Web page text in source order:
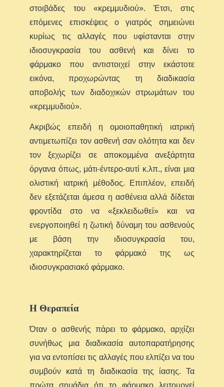
στοιβάδες του «κρεμμυδιού». Έτσι, στις
επόμενες επισκέψεις ο γιατρός σημειώνει
κυρίως τις αλλαγές που υφίστανται στην
ιδιοσυγκρασία του ασθενή και δίνει το
φάρμακο που αντιστοιχεί στην εκάστοτε
εικόνα, προχωρώντας τη διαδικασία
αποβολής των διαδοχικών στρωμάτων του
«κρεμμυδιού».
Ακριβώς επειδή η ομοιοπαθητική ιατρική
αντιμετωπίζει τον ασθενή σαν ολότητα και δεν
τον ξεχωρίζει σε αποκομμένα ανεξάρτητα
όργανα όπως, μάτι-έντερο-αυτί κ.λπ., είναι μια
ολιστική ιατρική μέθοδος. Επιπλέον, επειδή
δεν εξετάζεται άμεσα η ασθένεια αλλά δίδεται
φροντίδα στο να «ξεκλειδωθεί» και να
ενεργοποιηθεί η ζωτική δύναμη του ασθενούς
με βάση την ιδιοσυγκρασία του,
χαρακτηρίζεται το φάρμακό της ως
ιδιοσυγκρασιακό φάρμακο.
Η Θεραπεία
Όταν ο ασθενής πάρει το φάρμακο, αρχίζει
συνήθως μια διαδικασία αυτοπαρατήρησης
για να εντοπίσει τις αλλαγές που ελπίζει να του
συμβούν κατά τη διαδικασία της ίασης. Τα
πρώτα σημάδια ότι το φάρμακο λειτουργεί